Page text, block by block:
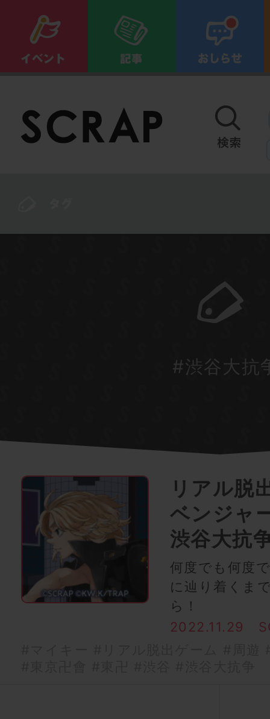
#渋谷大抗
リアル脱
ベンジャ
渋谷大抗
何度でも何度
に辿り着くま
ら！
2022.11.29